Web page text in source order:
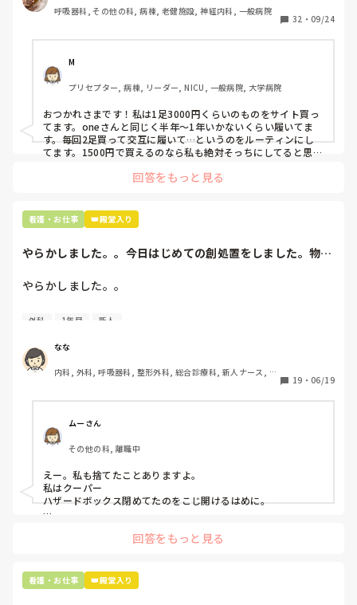
すぐに汚くなるので1,500円は絶対に超えたくない思いがあ
半年〜1年未満で交換しています。
職場の人が「ナースシューズに3000円以上は出せない」っ
て言ってて、わたしの倍額は出せるのか！とびっくりしたの
で、世の皆さんはどうなのかなと…🤔
呼吸器科, その他の科, 病棟, 老健施設, 神経内科, 一般病院
32 ・ 09/24
M
プリセプター, 病棟, リーダー, NICU, 一般病院, 大学病院
おつかれさまです！私は1足3000円くらいのものをサイト買っ
てます。oneさんと同じく半年〜1年いかないくらい履いてま
す。毎回2足買って交互に履いて…というのをルーティンにし
てます。1500円で買えるのなら私も絶対そっちにしてると思う
回答をもっと見る
看護・お仕事 👑殿堂入り
やらかしました。。今日はじめての創処置をしました。物品
やらかしました。。
今日はじめての創処置をしました。
ゴミと一緒に、ノリで鑷子達を捨てました。。
患者に使用した物品は使い捨て、という認識が頭の中にあっ
て…。
プリセプターに
「普通鑷子捨てる！？明らかに使い捨てて良いような安物じ
ゃないよね？」
「そんなミスした新人、あなたが初めてだよ」
と言われました。。
たしかに、よくよく考えてみれば
手術室で使った物品も全部滅菌して使いまわすし、
なんで頭回らなかったんだろう😭
市長さんは、
患者さんに迷惑かけたわけじゃないから大丈夫、
外科 1年目 新人
なな
内科, 外科, 呼吸器科, 整形外科, 総合診療科, 新人ナース, 脳
19 ・ 06/19
ムーさん
その他の科, 離職中
えー。私も捨てたことありますよ。
私はクーパー
ハザードボックス閉めてたのをこじ開けるはめに。
に出しちゃったり。(これは問題か💦)
回答をもっと見る
看護・お仕事 👑殿堂入り